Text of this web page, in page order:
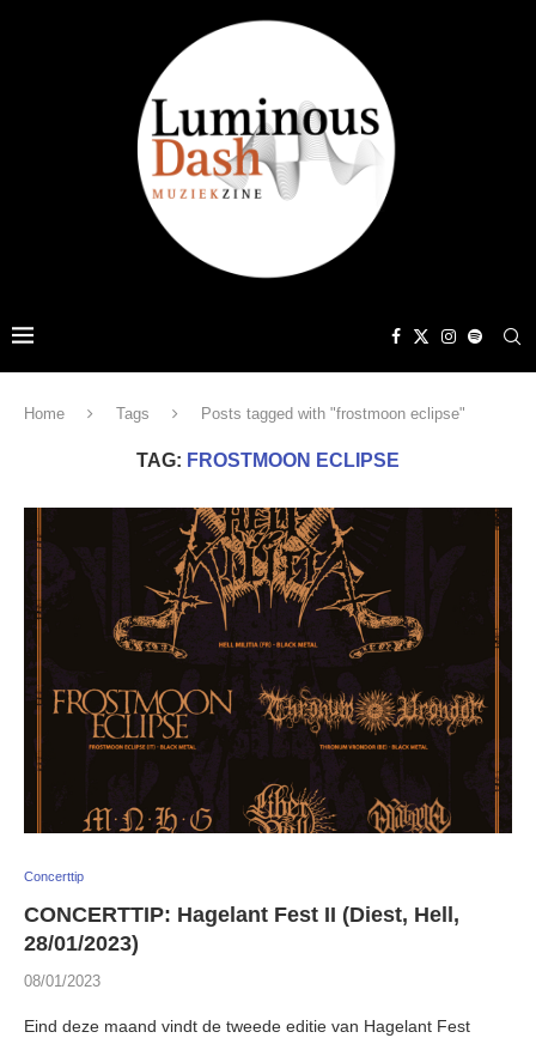
Home Tags Posts tagged with "frostmoon eclipse"
TAG: FROSTMOON ECLIPSE
Concerttip
CONCERTTIP: Hagelant Fest II (Diest, Hell,
28/01/2023)
08/01/2023
Eind deze maand vindt de tweede editie van Hagelant Fest